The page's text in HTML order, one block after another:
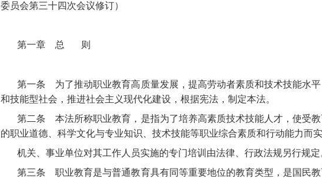
委员会第三十四次会议修订）
第一章 总 则
第一条 为了推动职业教育高质量发展，提高劳动者素质和技术技能水
和技能型社会，推进社会主义现代化建设，根据宪法，制定本法。
第二条 本法所称职业教育，是指为了培养高素质技术技能人才，使受
的职业道德、科学文化与专业知识、技术技能等职业综合素质和行动能力而
机关、事业单位对其工作人员实施的专门培训由法律、行政法规另行规定
第三条 职业教育是与普通教育具有同等重要地位的教育类型，是国民